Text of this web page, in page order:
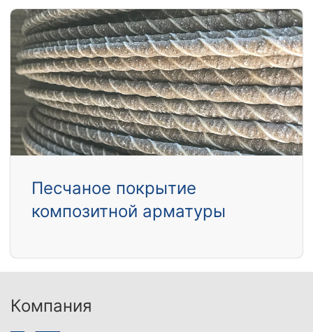
Песчаное покрытие
композитной арматуры
Компания